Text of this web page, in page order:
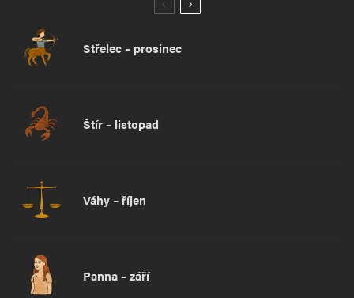
Střelec – prosinec
Štír – listopad
Váhy – říjen
Panna – září